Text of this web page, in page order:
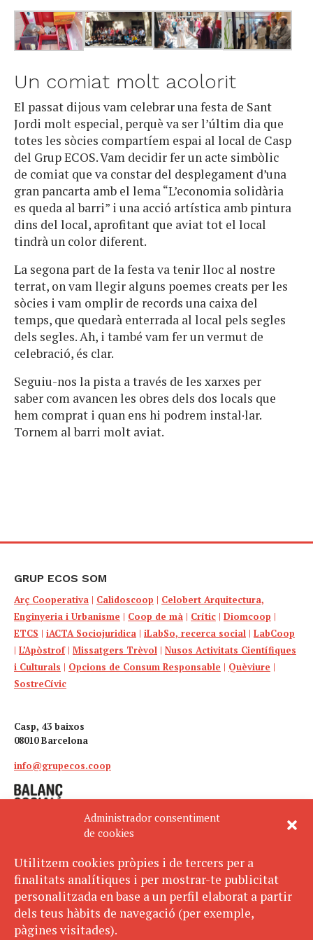
Administrador consentiment
de cookies
Utilitzem cookies pròpies i de tercers per a
finalitats analítiques i per mostrar-te publicitat
personalitzada en base a un perfil elaborat a partir
dels teus hàbits de navegació (per exemple,
pàgines visitades).
Un comiat molt acolorit
El passat dijous vam celebrar una festa de Sant
Jordi molt especial, perquè va ser l’últim dia que
totes les sòcies compartíem espai al local de Casp
del Grup ECOS. Vam decidir fer un acte simbòlic
de comiat que va constar del desplegament d’una
gran pancarta amb el lema “L’economia solidària
es queda al barri” i una acció artística amb pintura
dins del local, aprofitant que aviat tot el local
tindrà un color diferent.
La segona part de la festa va tenir lloc al nostre
terrat, on vam llegir alguns poemes creats per les
sòcies i vam omplir de records una caixa del
temps, que quedarà enterrada al local pels segles
dels segles. Ah, i també vam fer un vermut de
celebració, és clar.
Seguiu-nos la pista a través de les xarxes per
saber com avancen les obres dels dos locals que
hem comprat i quan ens hi podrem instal·lar.
Tornem al barri molt aviat.
GRUP ECOS SOM
Arç Cooperativa | Calidoscoop | Celobert Arquitectura,
Enginyeria i Urbanisme | Coop de mà | Crític | Diomcoop |
ETCS | iACTA Sociojuridica | iLabSo, recerca social | LabCoop
| L’Apòstrof| Missatgers Trèvol | Nusos Activitats Científiques
i Culturals | Opcions de Consum Responsable | Quèviure |
SostreCívic
Casp, 43 baixos
08010 Barcelona
info@grupecos.coop
Avís legal
Política de privacitat
Política de cookies
SUBSCRIU-TE
AL BUTLLETÍ